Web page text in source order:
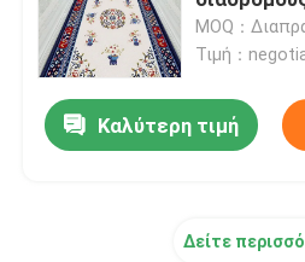
Αδιάβροχος τάπητας
Κουβέρτα χώρων για
MOQ：
Τιμή：
Καλύτερη τιμή
Δείτε